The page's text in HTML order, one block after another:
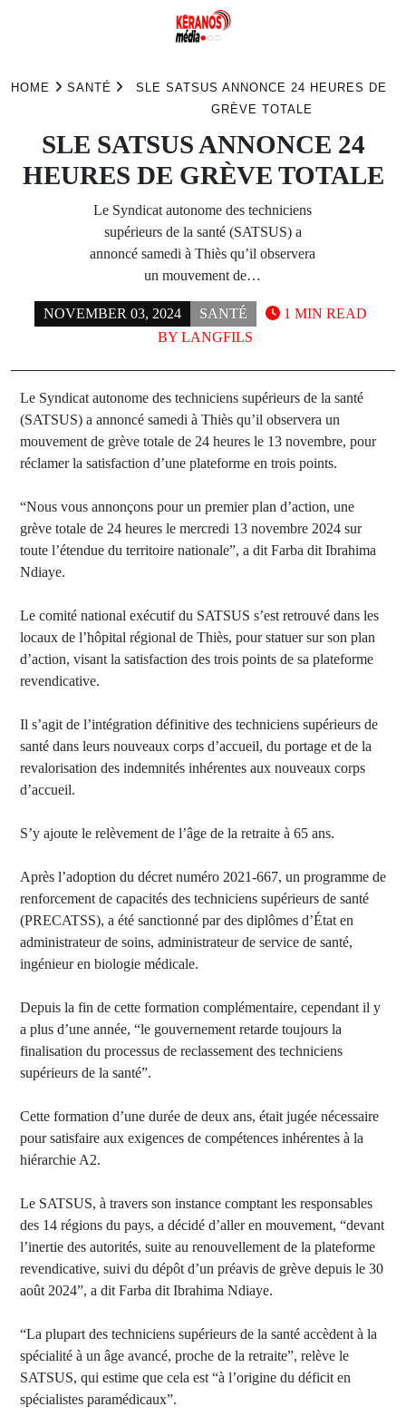
HOME SANTÉ
SLE SATSUS ANNONCE 24 HEURES DE
GRÈVE TOTALE
SLE SATSUS ANNONCE 24
HEURES DE GRÈVE TOTALE
Le Syndicat autonome des techniciens
supérieurs de la santé (SATSUS) a
annoncé samedi à Thiès qu’il observera
un mouvement de…
NOVEMBER 03, 2024
SANTÉ
BY LANGFILS
1 MIN READ
Le Syndicat autonome des techniciens supérieurs de la santé
(SATSUS) a annoncé samedi à Thiès qu’il observera un
mouvement de grève totale de 24 heures le 13 novembre, pour
réclamer la satisfaction d’une plateforme en trois points.
“Nous vous annonçons pour un premier plan d’action, une
grève totale de 24 heures le mercredi 13 novembre 2024 sur
toute l’étendue du territoire nationale”, a dit Farba dit Ibrahima
Ndiaye.
Le comité national exécutif du SATSUS s’est retrouvé dans les
locaux de l’hôpital régional de Thiès, pour statuer sur son plan
d’action, visant la satisfaction des trois points de sa plateforme
revendicative.
Il s’agit de l’intégration définitive des techniciens supérieurs de
santé dans leurs nouveaux corps d’accueil, du portage et de la
revalorisation des indemnités inhérentes aux nouveaux corps
d’accueil.
S’y ajoute le relèvement de l’âge de la retraite à 65 ans.
Après l’adoption du décret numéro 2021-667, un programme de
renforcement de capacités des techniciens supérieurs de santé
(PRECATSS), a été sanctionné par des diplômes d’État en
administrateur de soins, administrateur de service de santé,
ingénieur en biologie médicale.
Depuis la fin de cette formation complémentaire, cependant il y
a plus d’une année, “le gouvernement retarde toujours la
finalisation du processus de reclassement des techniciens
supérieurs de la santé”.
Cette formation d’une durée de deux ans, était jugée nécessaire
pour satisfaire aux exigences de compétences inhérentes à la
hiérarchie A2.
Le SATSUS, à travers son instance comptant les responsables
des 14 régions du pays, a décidé d’aller en mouvement, “devant
l’inertie des autorités, suite au renouvellement de la plateforme
revendicative, suivi du dépôt d’un préavis de grève depuis le 30
août 2024”, a dit Farba dit Ibrahima Ndiaye.
“La plupart des techniciens supérieurs de la santé accèdent à la
spécialité à un âge avancé, proche de la retraite”, relève le
SATSUS, qui estime que cela est “à l’origine du déficit en
spécialistes paramédicaux”.